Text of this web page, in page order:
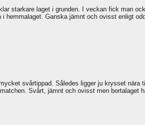
starkare laget i grunden. I veckan fick man
Ganska jämnt och ovisst enligt
svårtippad. Således ligger ju krysset nära
Svårt, jämnt och ovisst men bortalaget